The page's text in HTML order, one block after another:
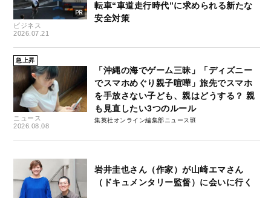
ビジネス
2026.07.21
転車“車道走行時代”に求められる新たな
安全対策
急上昇
ニュース
2026.08.08
「沖縄の海でゲーム三昧」「ディズニー
でスマホめぐり親子喧嘩」旅先でスマホ
を手放さない子ども、親はどうする？ 親
も見直したい3つのルール
集英社オンライン編集部ニュース班
岩井圭也さん（作家）が山崎エマさん
（ドキュメンタリー監督）に会いに行く